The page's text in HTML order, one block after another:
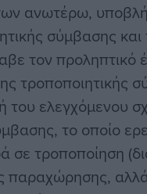
ανωτέρω,
σύμβασης και
τον προληπτικό
τροποποιητικής
ελεγχόμενου
το οποίο
σε τροποποίηση
παραχώρησης,